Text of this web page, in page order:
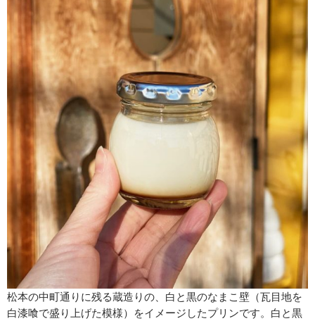
松本の中町通りに残る蔵造りの、白と黒のなまこ壁（瓦目地を
白漆喰で盛り上げた模様）をイメージしたプリンです。白と黒